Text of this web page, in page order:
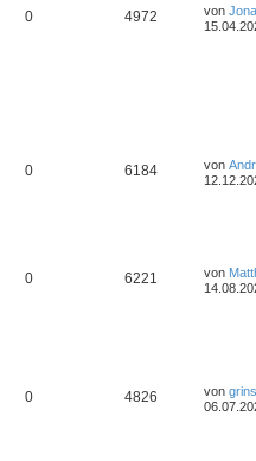
0 4972 von
0 6184 von
0 6221 von
0 4826 von